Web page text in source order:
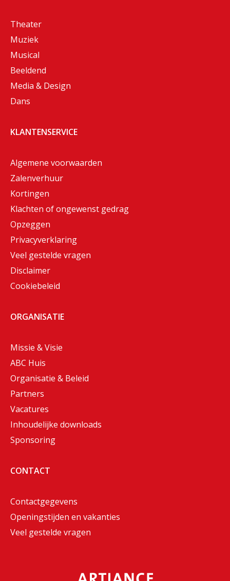
Theater
Muziek
Musical
Beeldend
Media & Design
Dans
KLANTENSERVICE
Algemene voorwaarden
Zalenverhuur
Kortingen
Klachten of ongewenst gedrag
Opzeggen
Privacyverklaring
Veel gestelde vragen
Disclaimer
Cookiebeleid
ORGANISATIE
Missie & Visie
ABC Huis
Organisatie & Beleid
Partners
Vacatures
Inhoudelijke downloads
Sponsoring
CONTACT
Contactgegevens
Openingstijden en vakanties
Veel gestelde vragen